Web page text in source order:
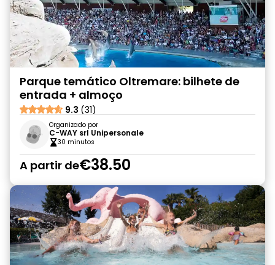
Parque temático Oltremare: bilhete de
entrada + almoço
9.3 (31)
Organizado por
C-WAY srl Unipersonale
30 minutos
A partir de€38.50